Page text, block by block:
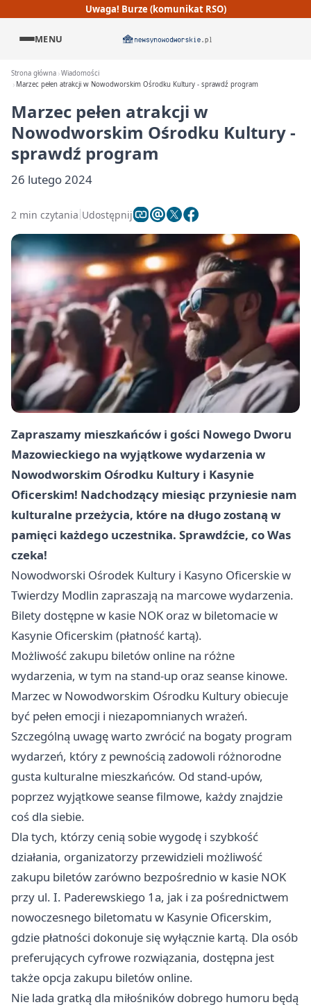
Uwaga! Burze (komunikat RSO)
MENU
Strona główna Wiadomości
Marzec pełen atrakcji w Nowodworskim Ośrodku Kultury - sprawdź program
Marzec pełen atrakcji w
Nowodworskim Ośrodku Kultury -
sprawdź program
26 lutego 2024
2 min czytania Udostępnij
Zapraszamy mieszkańców i gości Nowego Dworu
Mazowieckiego na wyjątkowe wydarzenia w
Nowodworskim Ośrodku Kultury i Kasynie
Oficerskim! Nadchodzący miesiąc przyniesie nam
kulturalne przeżycia, które na długo zostaną w
pamięci każdego uczestnika. Sprawdźcie, co Was
czeka!
Nowodworski Ośrodek Kultury i Kasyno Oficerskie w
Twierdzy Modlin zapraszają na marcowe wydarzenia.
Bilety dostępne w kasie NOK oraz w biletomacie w
Kasynie Oficerskim (płatność kartą).
Możliwość zakupu biletów online na różne
wydarzenia, w tym na stand-up oraz seanse kinowe.
Marzec w Nowodworskim Ośrodku Kultury obiecuje
być pełen emocji i niezapomnianych wrażeń.
Szczególną uwagę warto zwrócić na bogaty program
wydarzeń, który z pewnością zadowoli różnorodne
gusta kulturalne mieszkańców. Od stand-upów,
poprzez wyjątkowe seanse filmowe, każdy znajdzie
coś dla siebie.
Dla tych, którzy cenią sobie wygodę i szybkość
działania, organizatorzy przewidzieli możliwość
zakupu biletów zarówno bezpośrednio w kasie NOK
przy ul. I. Paderewskiego 1a, jak i za pośrednictwem
nowoczesnego biletomatu w Kasynie Oficerskim,
gdzie płatności dokonuje się wyłącznie kartą. Dla osób
preferujących cyfrowe rozwiązania, dostępna jest
także opcja zakupu biletów online.
Nie lada gratką dla miłośników dobrego humoru będą